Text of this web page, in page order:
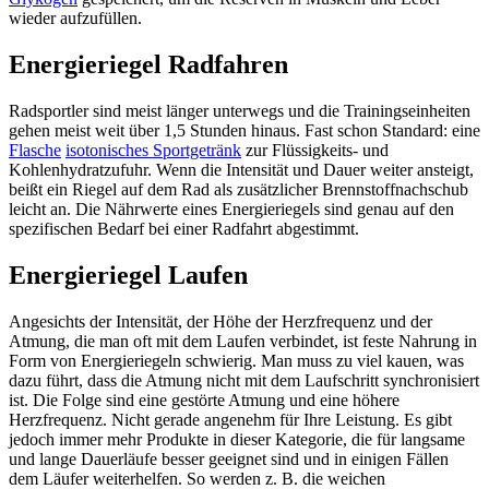
wieder aufzufüllen.
Energieriegel Radfahren
Radsportler sind meist länger unterwegs und die Trainingseinheiten
gehen meist weit über 1,5 Stunden hinaus. Fast schon Standard: eine
Flasche isotonisches Sportgetränk zur Flüssigkeits- und
Kohlenhydratzufuhr. Wenn die Intensität und Dauer weiter ansteigt,
beißt ein Riegel auf dem Rad als zusätzlicher Brennstoffnachschub
leicht an. Die Nährwerte eines Energieriegels sind genau auf den
spezifischen Bedarf bei einer Radfahrt abgestimmt.
Energieriegel Laufen
Angesichts der Intensität, der Höhe der Herzfrequenz und der
Atmung, die man oft mit dem Laufen verbindet, ist feste Nahrung in
Form von Energieriegeln schwierig. Man muss zu viel kauen, was
dazu führt, dass die Atmung nicht mit dem Laufschritt synchronisiert
ist. Die Folge sind eine gestörte Atmung und eine höhere
Herzfrequenz. Nicht gerade angenehm für Ihre Leistung. Es gibt
jedoch immer mehr Produkte in dieser Kategorie, die für langsame
und lange Dauerläufe besser geeignet sind und in einigen Fällen
dem Läufer weiterhelfen. So werden z. B. die weichen